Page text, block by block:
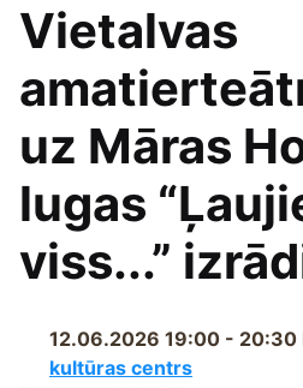
Vietalvas
uz Māras
lugas
viss...”
12.06.2026 19:00 - 20:30
kultūras centrs